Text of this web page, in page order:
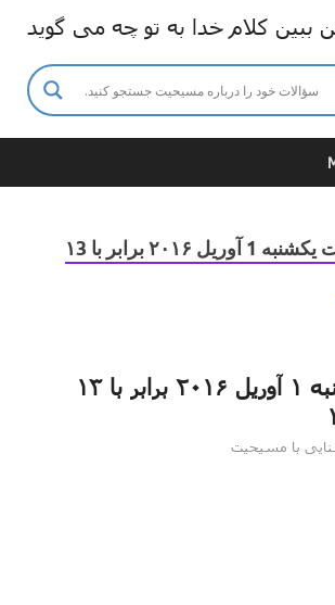
ببین کلام خدا به تو چه می گوید
آیه قوت یکشنبه 1 آوریل ۲۰۱۶ برابر با ۱3
آیه قوت یکشنبه ۱ آوریل ۲۰۱۶ برابر با ۱۳
با مسیحیت